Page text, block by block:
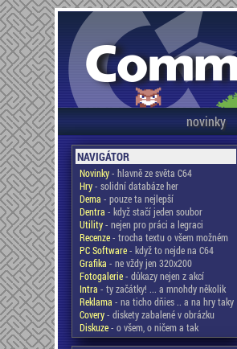
novinky
NAVIGÁTOR
Novinky- hlavně ze světa C64
Hry- solidní databáze her
Dema - pouze ta nejlepší
Dentra - když stačí jeden soubor
Utility- nejen pro práci a legraci
Recenze- trocha textu o všem možném
PC Software- když to nejde na C64
Grafika - ne vždy jen 320x200
Fotogalerie- důkazy nejen z akcí
Intra - ty začátky! ... a mnohdy několik
Reklama - na ticho dňies .. a na hry taky
Covery- diskety zabalené v obrázku
Diskuze- o všem, o ničem a tak